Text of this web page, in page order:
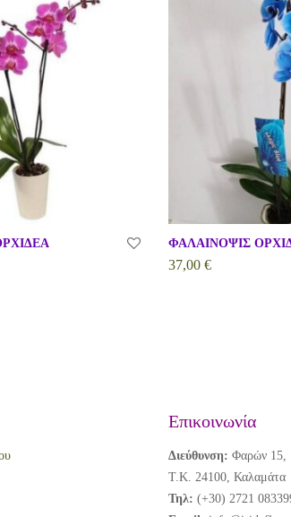
ΦΑΛΑΙΝΟΨΙΣ
37,00 €
Επικοινωνία
Διεύθυνση: Φαρών 15,
Τ.Κ. 24100, Καλαμάτα
Τηλ: (+30) 2721